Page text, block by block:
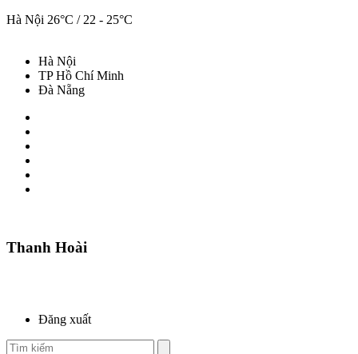
Hà Nội 26°C / 22 - 25°C
Hà Nội
TP Hồ Chí Minh
Đà Nẵng
Thanh Hoài
Đăng xuất